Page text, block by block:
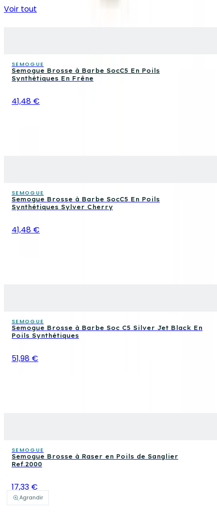
Agrandir
Voir tout
SEMOGUE
Semogue Brosse à Barbe SocC5 En Poils
Synthétiques En Frêne
41,48 €
SEMOGUE
Semogue Brosse à Barbe SocC5 En Poils
Synthétiques Sylver Cherry
41,48 €
SEMOGUE
Semogue Brosse à Barbe Soc C5 Silver Jet Black En
Poils Synthétiques
51,98 €
SEMOGUE
Semogue Brosse à Raser en Poils de Sanglier
Ref.2000
17,33 €